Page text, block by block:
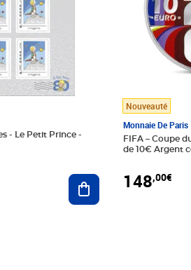
- Le Petit Prince -
Ajouter au panier
Nouveauté
Monnaie De Paris
FIFA – Coupe
de 10€ Argent
148,00€